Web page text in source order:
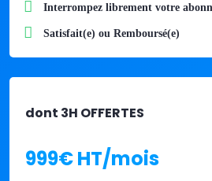
Interrompez librement votre
Satisfait(e) ou Remboursé(e)
dont 3H OFFERTES
999€ HT/mois